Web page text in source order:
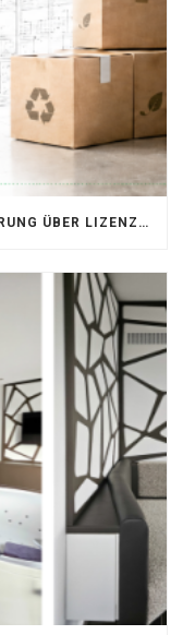
PLANEX: VERPACKUNGSLIZENZIERUNG ÜBER LIZENZERO & LUCID 2026